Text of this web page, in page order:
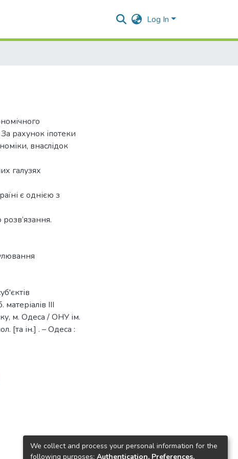
Log In
рахунок іпотеки
внаслідок
галузях
є однією з
ІІІ
м. Одеса / ОНУ ім.
[та ін.] . – Одеса :
We collect and process your personal information for the
following purposes: Authentication, Preferences,